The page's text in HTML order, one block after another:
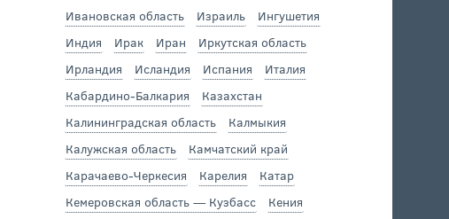
Ивановская область
Израиль
Ингушетия
Индия
Ирак Иран
Иркутская область
Ирландия
Исландия Испания
Италия
Кабардино-Балкария
Казахстан
Калининградская область
Калмыкия
Калужская область
Камчатский край
Карачаево-Черкесия
Карелия
Катар
Кемеровская область — Кузбасс
Кения